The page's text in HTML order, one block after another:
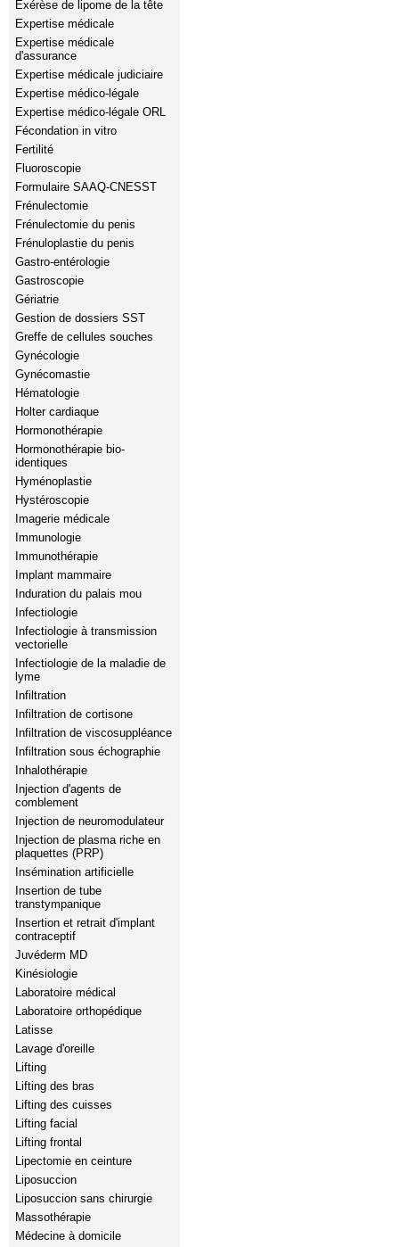
Exérèse de lipome de la tête
Expertise médicale
Expertise médicale
d'assurance
Expertise médicale judiciaire
Expertise médico-légale
Expertise médico-légale ORL
Fécondation in vitro
Fertilité
Fluoroscopie
Formulaire SAAQ-CNESST
Frénulectomie
Frénulectomie du penis
Frénuloplastie du penis
Gastro-entérologie
Gastroscopie
Gériatrie
Gestion de dossiers SST
Greffe de cellules souches
Gynécologie
Gynécomastie
Hématologie
Holter cardiaque
Hormonothérapie
Hormonothérapie bio-
identiques
Hyménoplastie
Hystéroscopie
Imagerie médicale
Immunologie
Immunothérapie
Implant mammaire
Induration du palais mou
Infectiologie
Infectiologie à transmission
vectorielle
Infectiologie de la maladie de
lyme
Infiltration
Infiltration de cortisone
Infiltration de viscosuppléance
Infiltration sous échographie
Inhalothérapie
Injection d'agents de
comblement
Injection de neuromodulateur
Injection de plasma riche en
plaquettes (PRP)
Insémination artificielle
Insertion de tube
transtympanique
Insertion et retrait d'implant
contraceptif
Juvéderm MD
Kinésiologie
Laboratoire médical
Laboratoire orthopédique
Latisse
Lavage d'oreille
Lifting
Lifting des bras
Lifting des cuisses
Lifting facial
Lifting frontal
Lipectomie en ceinture
Liposuccion
Liposuccion sans chirurgie
Massothérapie
Médecine à domicile